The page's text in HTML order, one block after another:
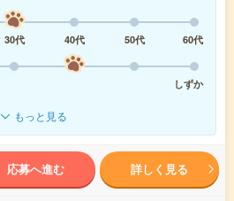
30代 40代 50代
60代
しずか
もっと見る
応募へ進む 詳しく見る